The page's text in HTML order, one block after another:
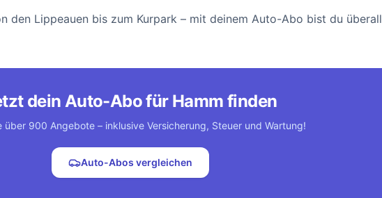
den Lippeauen bis zum Kurpark – mit deinem Auto-Abo bist du überall
dein Auto-Abo für Hamm finden
über 900 Angebote – inklusive Versicherung, Steuer und Wartung!
Auto-Abos vergleichen